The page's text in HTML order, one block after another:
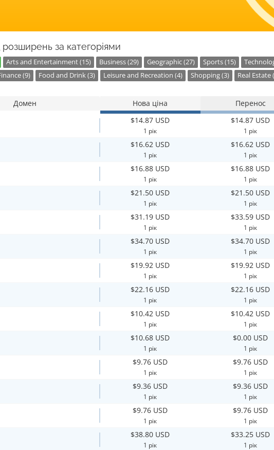
за категоріями
Arts and Entertainment (15) Business (29) Geographic (27) Sports (15)
(9)
Food and Drink (3) Leisure and Recreation (4) Shopping (3) Real Estate
Домен Нова ціна Перенос
$14.87 USD
1 рік
$14.87 USD
1 рік
$16.62 USD
1 рік
$16.62 USD
1 рік
$16.88 USD
1 рік
$16.88 USD
1 рік
$21.50 USD
1 рік
$21.50 USD
1 рік
$31.19 USD
1 рік
$33.59 USD
1 рік
$34.70 USD
1 рік
$34.70 USD
1 рік
$19.92 USD
1 рік
$19.92 USD
1 рік
$22.16 USD
1 рік
$22.16 USD
1 рік
$10.42 USD
1 рік
$10.42 USD
1 рік
$10.68 USD
1 рік
$0.00 USD
1 рік
$9.76 USD
1 рік
$9.76 USD
1 рік
$9.36 USD
1 рік
$9.36 USD
1 рік
$9.76 USD
1 рік
$9.76 USD
1 рік
$38.80 USD
1 рік
$33.25 USD
1 рік